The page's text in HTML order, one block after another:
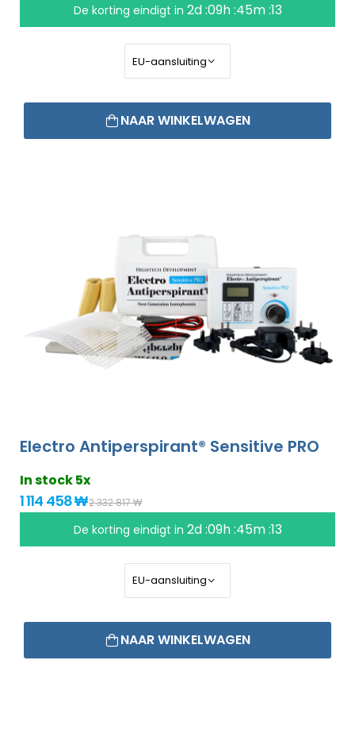
De korting eindigt in 2d :09h :45m :13
NAAR WINKELWAGEN
Electro Antiperspirant® Sensitive PRO
In stock 5x
1 114 458 ₩2 332 817 ₩
De korting eindigt in 2d :09h :45m :13
NAAR WINKELWAGEN